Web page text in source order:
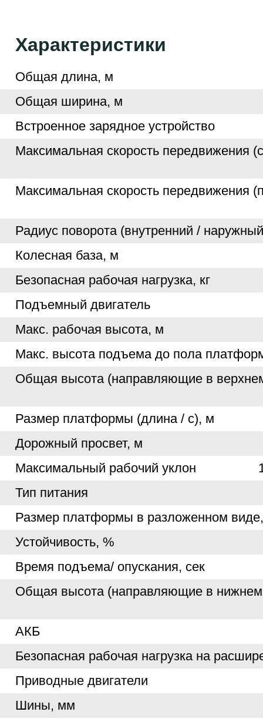
Характеристики
Общая длина, м
Общая ширина, м
Встроенное зарядное устройство
Максимальная скорость передвижения
Максимальная скорость передвижения
Радиус поворота (внутренний /
Колесная база, м
Безопасная рабочая нагрузка, кг
Подъемный двигатель
Макс. рабочая высота, м
Макс. высота подъема до пола
Общая высота (направляющие в
Размер платформы (длина / с), м
Дорожный просвет, м
Максимальный рабочий уклон
Тип питания
Размер платформы в разложенном
Устойчивость, %
Время подъема/ опускания, сек
Общая высота (направляющие в
АКБ
Безопасная рабочая нагрузка на
Приводные двигатели
Шины, мм